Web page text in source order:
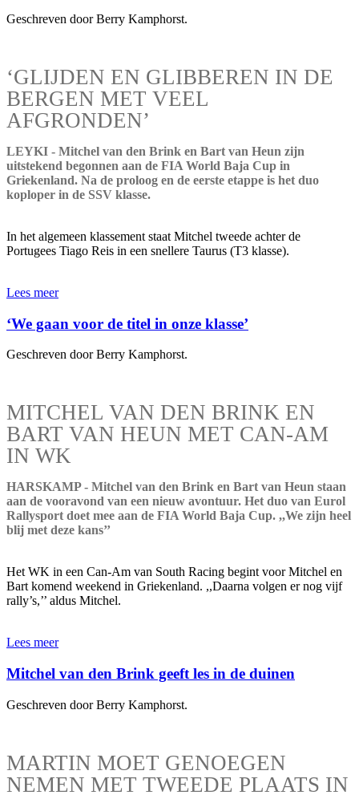
Geschreven door Berry Kamphorst.
‘GLIJDEN EN GLIBBEREN IN DE
BERGEN MET VEEL
AFGRONDEN’
LEYKI - Mitchel van den Brink en Bart van Heun zijn
uitstekend begonnen aan de FIA World Baja Cup in
Griekenland. Na de proloog en de eerste etappe is het duo
koploper in de SSV klasse.
In het algemeen klassement staat Mitchel tweede achter de
Portugees Tiago Reis in een snellere Taurus (T3 klasse).
Lees meer
‘We gaan voor de titel in onze klasse’
Geschreven door Berry Kamphorst.
MITCHEL VAN DEN BRINK EN
BART VAN HEUN MET CAN-AM
IN WK
HARSKAMP - Mitchel van den Brink en Bart van Heun staan
aan de vooravond van een nieuw avontuur. Het duo van Eurol
Rallysport doet mee aan de FIA World Baja Cup. ,,We zijn heel
blij met deze kans’’
Het WK in een Can-Am van South Racing begint voor Mitchel en
Bart komend weekend in Griekenland. ,,Daarna volgen er nog vijf
rally’s,’’ aldus Mitchel.
Lees meer
Mitchel van den Brink geeft les in de duinen
Geschreven door Berry Kamphorst.
MARTIN MOET GENOEGEN
NEMEN MET TWEEDE PLAATS IN